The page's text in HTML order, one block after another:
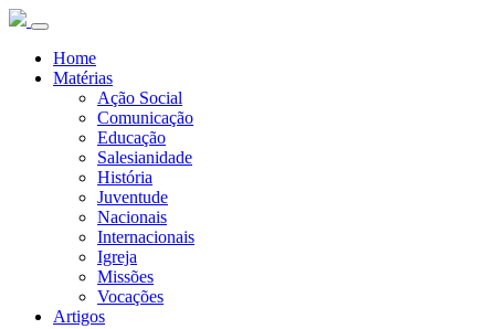
Home
Matérias
Ação Social
Comunicação
Educação
Salesianidade
História
Juventude
Nacionais
Internacionais
Igreja
Missões
Vocações
Artigos